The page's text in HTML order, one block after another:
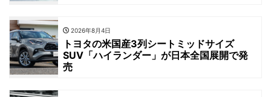
2026年8月4日
トヨタの米国産3列シートミッドサイズ
SUV「ハイランダー」が日本全国展開で発
売